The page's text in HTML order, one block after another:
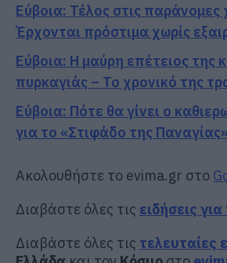
Εύβοια: Τέλος στις παράνομες
Έρχονται πρόστιμα χωρίς
Εύβοια: Η μαύρη επέτειος της
πυρκαγιάς – Το χρονικό της
Εύβοια: Πότε θα γίνει ο
για το «Στιφάδο της Παναγίας»
Ακολουθήστε το evima.gr στο
Διαβάστε όλες τις ειδήσεις
Διαβάστε όλες τις τελευταίες